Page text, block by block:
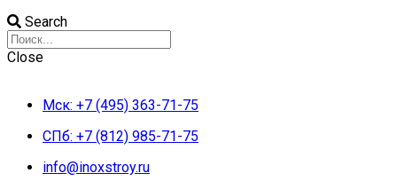
Search
Close
Мск: +7 (495) 363-71-75
СПб: +7 (812) 985-71-75
info@inoxstroy.ru